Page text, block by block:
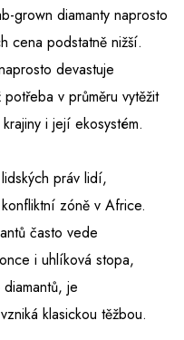
grown diamanty naprosto
cena podstatně nižší.
devastuje
v průměru vytěžit
i její ekosystém.
práv lidí,
zóně v Africe.
často vede
i uhlíková stopa,
je
klasickou těžbou.